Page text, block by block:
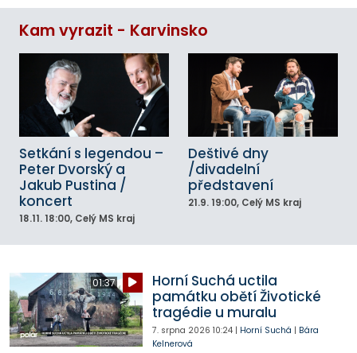
Kam vyrazit - Karvinsko
Setkání s legendou –
Peter Dvorský a
Jakub Pustina /
koncert
18.11. 18:00, Celý MS kraj
Deštivé dny
/divadelní
představení
21.9. 19:00, Celý MS kraj
01:37
Horní Suchá uctila
památku obětí Životické
tragédie u muralu
7. srpna 2026 10:24| Horní Suchá | Bára
Kelnerová